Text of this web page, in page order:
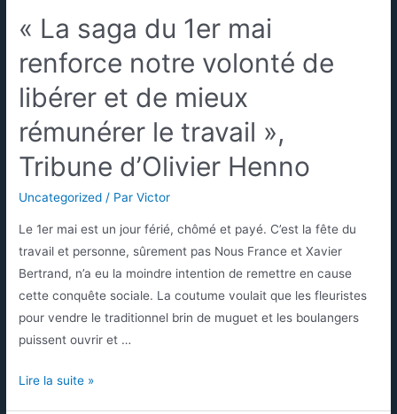
« La saga du 1er mai
renforce notre volonté de
libérer et de mieux
rémunérer le travail »,
Tribune d’Olivier Henno
Uncategorized / ParVictor
Le 1er mai est un jour férié, chômé et payé. C’est la fête du
travail et personne, sûrement pas Nous France et Xavier
Bertrand, n’a eu la moindre intention de remettre en cause
cette conquête sociale. La coutume voulait que les fleuristes
pour vendre le traditionnel brin de muguet et les boulangers
puissent ouvrir et …
Lire la suite »